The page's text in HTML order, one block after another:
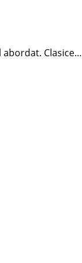
Clasice…